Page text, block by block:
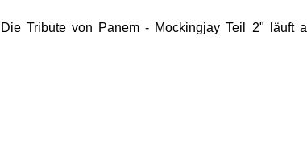
Tribute von Panem - Mockingjay Teil 2" läuft